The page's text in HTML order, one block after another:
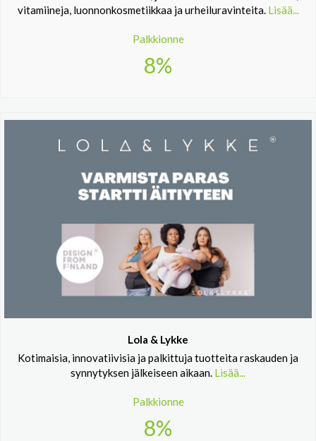
vitamiineja, luonnonkosmetiikkaa ja urheiluravinteita. Lisää...
Palkkionne
8%
Lola & Lykke
Kotimaisia, innovatiivisia ja palkittuja tuotteita raskauden ja
synnytyksen jälkeiseen aikaan. Lisää...
Palkkionne
8%